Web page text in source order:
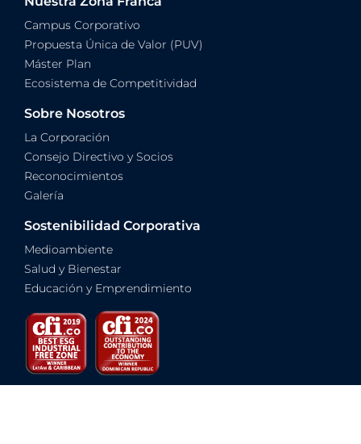
Campus Corporativo
Propuesta Única de Valor (PUV)
Máster Plan
Ecosistema de Competitividad
Sobre Nosotros
La Corporación
Consejo Directivo y Socios
Reconocimientos
Galería
Sostenibilidad Corporativa
Medioambiente
Salud y Bienestar
Educación y Emprendimiento